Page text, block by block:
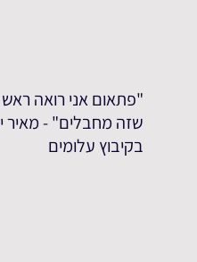
"פתאום אני רואה ראש
בקיבוץ עלומים